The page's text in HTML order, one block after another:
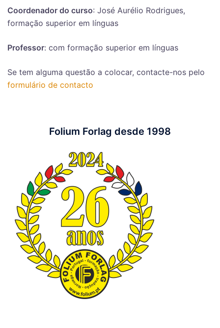
Coordenador do curso: José Aurélio Rodrigues,
formação superior em línguas
Professor: com formação superior em línguas
Se tem alguma questão a colocar, contacte-nos pelo
formulário de contacto
Folium Forlag desde 1998